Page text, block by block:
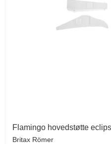
Flamingo hovedstøtte
Britax Römer